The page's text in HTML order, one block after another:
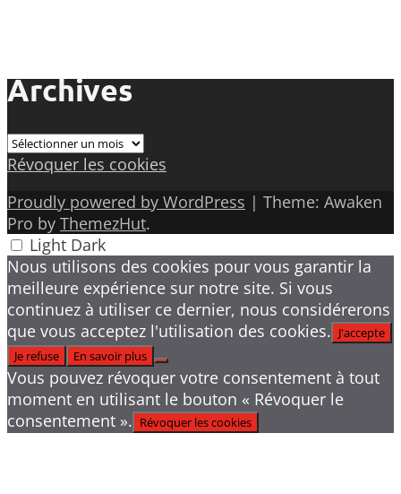
Archives
Archives
Révoquer les cookies
Proudly powered by WordPress | Theme: Awaken
Pro by ThemezHut.
Light Dark
Nous utilisons des cookies pour vous garantir la
meilleure expérience sur notre site. Si vous
continuez à utiliser ce dernier, nous considérerons
que vous acceptez l'utilisation des cookies. J'accepte
Je refuse
En savoir plus
Vous pouvez révoquer votre consentement à tout
moment en utilisant le bouton « Révoquer le
consentement ». Révoquer les cookies